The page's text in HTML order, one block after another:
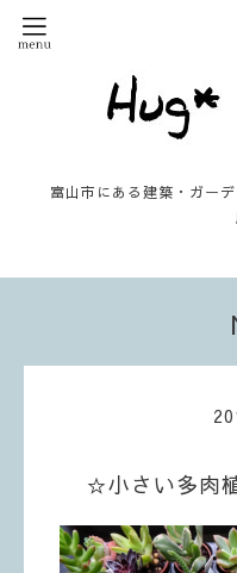
富山市にある建築・ガー
☆小さい多肉